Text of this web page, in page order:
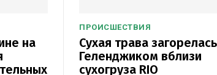
на
ПРОИСШЕСТВИЯ
Сухая трава
Геленджиком вблизи
сухогруза RIO